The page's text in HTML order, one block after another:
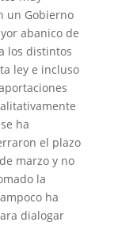
un Gobierno
abanico de
los distintos
ley e incluso
ha
el plazo
marzo y no
la
ha
dialogar